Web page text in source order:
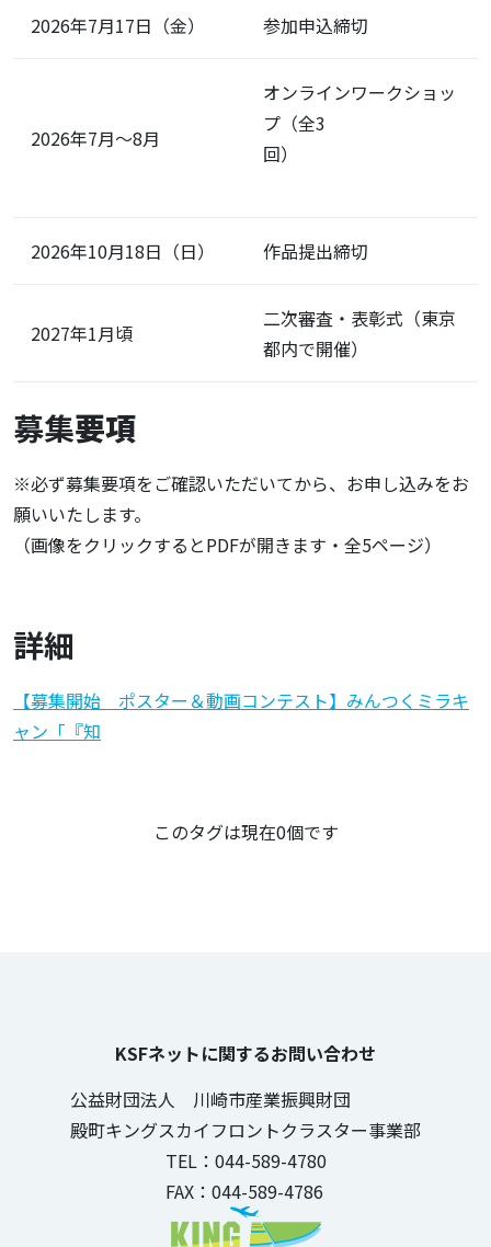
2026年7月17日（金） 参加申込締切
2026年7月〜8月
オンラインワークショッ
プ（全3
回）
2026年10月18日（日） 作品提出締切
2027年1月頃
二次審査・表彰式（東京
都内で開催）
募集要項
※必ず募集要項をご確認いただいてから、お申し込みをお
願いいたします。
（画像をクリックするとPDFが開きます・全5ページ）
詳細
【募集開始 ポスター＆動画コンテスト】みんつくミラキ
ャン「『知
この記事のタグこのタグは現在0個です
KSFネットに関するお問い合わせ
公益財団法人 川崎市産業振興財団
殿町キングスカイフロントクラスター事業部
TEL：044-589-4780
FAX：044-589-4786